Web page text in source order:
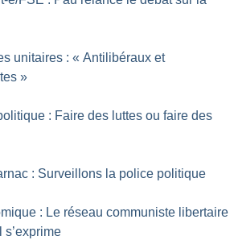
unitaires : « Antilibéraux et
»
: Faire des luttes ou faire des
: Surveillons la police politique
: Le réseau communiste libertaire
s’exprime